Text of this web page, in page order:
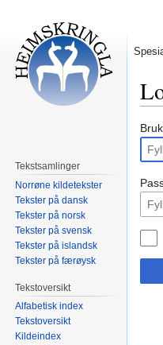
søk
Tekstsamlinger
Norrøne kildetekster
Tekster på dansk
Tekster på norsk
Tekster på svensk
Tekster på islandsk
Tekster på færøysk
Tekstoversikt
Alfabetisk index
Tekstoversikt
Kildeindex